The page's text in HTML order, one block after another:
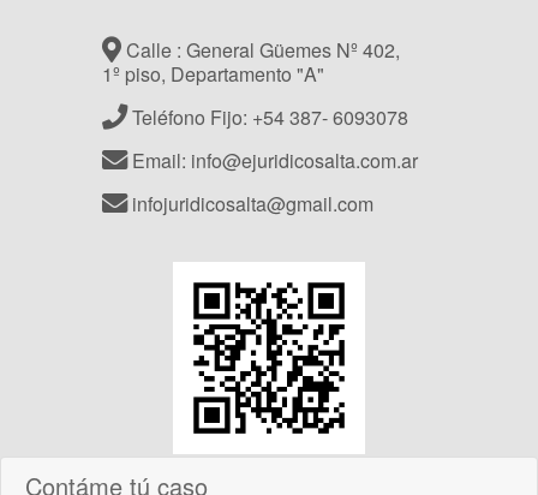
Calle : General Güemes Nº 402,
1º piso, Departamento "A"
Teléfono Fijo: +54 387- 6093078
Email: info@ejuridicosalta.com.ar
infojuridicosalta@gmail.com
Contáme tú caso